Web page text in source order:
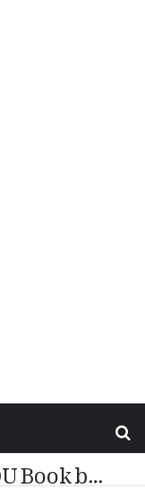
Order ATAAY-E-URDU Book by Dr. Ataurrahman Noori